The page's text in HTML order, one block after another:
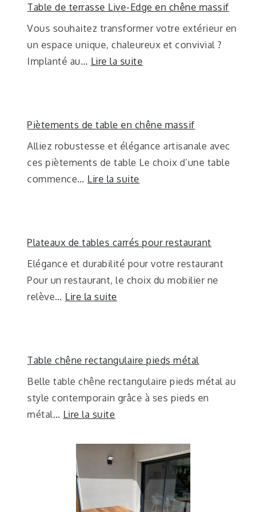
Table de terrasse Live-Edge en chêne massif
Vous souhaitez transformer votre extérieur en
un espace unique, chaleureux et convivial ?
Implanté au… Lire la suite
Piètements de table en chêne massif
Alliez robustesse et élégance artisanale avec
ces piètements de table Le choix d’une table
commence… Lire la suite
Plateaux de tables carrés pour restaurant
Elégance et durabilité pour votre restaurant
Pour un restaurant, le choix du mobilier ne
relève… Lire la suite
Table chêne rectangulaire pieds métal
Belle table chêne rectangulaire pieds métal au
style contemporain grâce à ses pieds en
métal… Lire la suite